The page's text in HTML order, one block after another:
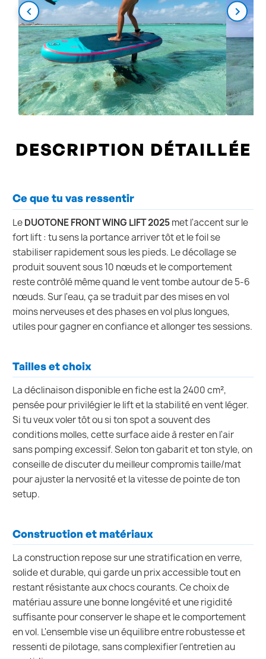
DESCRIPTION DÉTAILLÉE
Ce que tu vas ressentir
LeDUOTONE FRONT WING LIFT 2025met l'accent sur le
fort lift : tu sens la portance arriver tôt et le foil se
stabiliser rapidement sous les pieds. Le décollage se
produit souvent sous 10 nœuds et le comportement
reste contrôlé même quand le vent tombe autour de 5-6
nœuds. Sur l'eau, ça se traduit par des mises en vol
moins nerveuses et des phases en vol plus longues,
utiles pour gagner en confiance et allonger tes sessions.
Tailles et choix
La déclinaison disponible en fiche est la 2400 cm²,
pensée pour privilégier le lift et la stabilité en vent léger.
Si tu veux voler tôt ou si ton spot a souvent des
conditions molles, cette surface aide à rester en l'air
sans pomping excessif. Selon ton gabarit et ton style, on
conseille de discuter du meilleur compromis taille/mat
pour ajuster la nervosité et la vitesse de pointe de ton
setup.
Construction et matériaux
La construction repose sur une stratification en verre,
solide et durable, qui garde un prix accessible tout en
restant résistante aux chocs courants. Ce choix de
matériau assure une bonne longévité et une rigidité
suffisante pour conserver le shape et le comportement
en vol. L'ensemble vise un équilibre entre robustesse et
ressenti de pilotage, sans complexifier l'entretien au